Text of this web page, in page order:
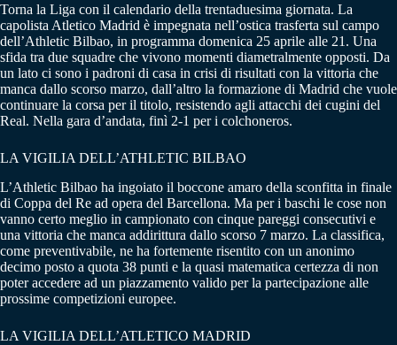
Torna la Liga con il calendario della trentaduesima giornata. La
capolista Atletico Madrid è impegnata nell’ostica trasferta sul campo
dell’Athletic Bilbao, in programma domenica 25 aprile alle 21. Una
sfida tra due squadre che vivono momenti diametralmente opposti. Da
un lato ci sono i padroni di casa in crisi di risultati con la vittoria che
manca dallo scorso marzo, dall’altro la formazione di Madrid che vuole
continuare la corsa per il titolo, resistendo agli attacchi dei cugini del
Real. Nella gara d’andata, finì 2-1 per i colchoneros.
LA VIGILIA DELL’ATHLETIC BILBAO
L’Athletic Bilbao ha ingoiato il boccone amaro della sconfitta in finale
di Coppa del Re ad opera del Barcellona. Ma per i baschi le cose non
vanno certo meglio in campionato con cinque pareggi consecutivi e
una vittoria che manca addirittura dallo scorso 7 marzo. La classifica,
come preventivabile, ne ha fortemente risentito con un anonimo
decimo posto a quota 38 punti e la quasi matematica certezza di non
poter accedere ad un piazzamento valido per la partecipazione alle
prossime competizioni europee.
LA VIGILIA DELL’ATLETICO MADRID